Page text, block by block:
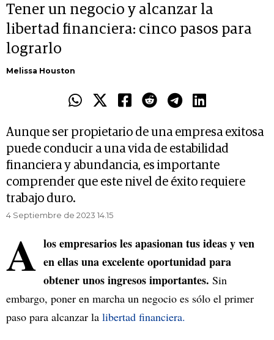
Tener un negocio y alcanzar la
libertad financiera: cinco pasos para
lograrlo
Melissa Houston
Aunque ser propietario de una empresa exitosa
puede conducir a una vida de estabilidad
financiera y abundancia, es importante
comprender que este nivel de éxito requiere
trabajo duro.
4 Septiembre de 2023 14.15
A los empresarios les apasionan tus ideas y ven
en ellas una excelente oportunidad para
obtener unos ingresos importantes. Sin
embargo, poner en marcha un negocio es sólo el primer
paso para alcanzar la libertad financiera.